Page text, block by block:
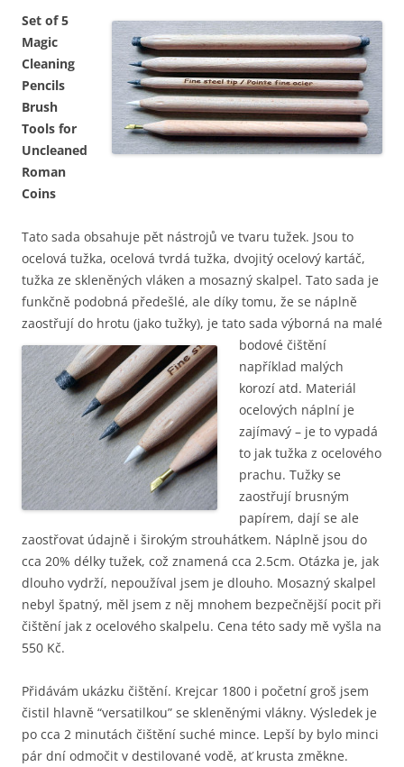
Set of 5
Magic
Cleaning
Pencils
Brush
Tools for
Uncleaned
Roman
Coins
Tato sada obsahuje pět nástrojů ve tvaru tužek. Jsou to
ocelová tužka, ocelová tvrdá tužka, dvojitý ocelový kartáč,
tužka ze skleněných vláken a mosazný skalpel. Tato sada je
funkčně podobná předešlé, ale díky tomu, že se náplně
zaostřují do hrotu (jako tužky), je tato sada výborná na malé
bodové čištění
například malých
korozí atd. Materiál
ocelových náplní je
zajímavý – je to vypadá
to jak tužka z ocelového
prachu. Tužky se
zaostřují brusným
papírem, dají se ale
zaostřovat údajně i širokým strouhátkem. Náplně jsou do
cca 20% délky tužek, což znamená cca 2.5cm. Otázka je, jak
dlouho vydrží, nepoužíval jsem je dlouho. Mosazný skalpel
nebyl špatný, měl jsem z něj mnohem bezpečnější pocit při
čištění jak z ocelového skalpelu. Cena této sady mě vyšla na
550 Kč.
Přidávám ukázku čištění. Krejcar 1800 i početní groš jsem
čistil hlavně “versatilkou” se skleněnými vlákny. Výsledek je
po cca 2 minutách čištění suché mince. Lepší by bylo minci
pár dní odmočit v destilované vodě, ať krusta změkne.